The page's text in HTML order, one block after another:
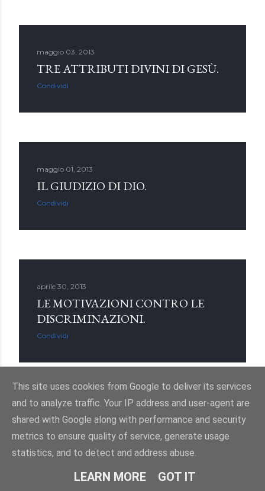
maggio 03, 2013
TRE ATTRIBUTI DIVINI DI GESÙ.
Condividi
maggio 01, 2013
IL GIUDIZIO DI DIO.
Condividi
aprile 30, 2013
LE MOTIVAZIONI CONTRO LE
DISCRIMINAZIONI.
Condividi
aprile 29, 2013
UN ASCOLTO AUTENTICO: LA
PARABOLA DEL SEMINATORE.
This site uses cookies from Google to deliver its services
and to analyze traffic. Your IP address and user-agent are
shared with Google along with performance and security
metrics to ensure quality of service, generate usage
statistics, and to detect and address abuse.
LEARN MORE GOT IT